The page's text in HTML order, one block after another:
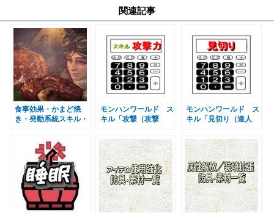
関連記事
食事効果・かまど焼
き・発動系統スキル・
イスボーン
モンハンワールド ス
キル「攻撃（攻撃
度・計算式・レベル別
上昇率・ツール
MHW
モンハンワールド ス
キル「見切り（達人
度・計算式・レベル別
上昇率 MHW